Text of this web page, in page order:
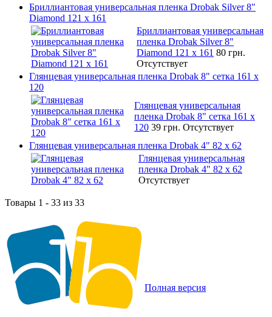
Бриллиантовая универсальная пленка Drobak Silver 8"
Diamond 121 х 161
Бриллиантовая универсальная
пленка Drobak Silver 8"
Diamond 121 х 161 80 грн.
Отсутствует
Глянцевая универсальная пленка Drobak 8" сетка 161 х
120
Глянцевая универсальная
пленка Drobak 8" сетка 161 х
120 39 грн. Отсутствует
Глянцевая универсальная пленка Drobak 4" 82 x 62
Глянцевая универсальная
пленка Drobak 4" 82 x 62
Отсутствует
Товары 1 - 33 из 33
Полная версия